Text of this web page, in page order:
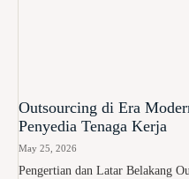
Outsourcing di Era
Penyedia Tenaga Kerja
May 25, 2026
Pengertian dan Latar Belakang